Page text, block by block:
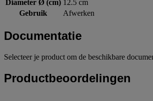
Diameter Ø (cm) 12.5 cm
Gebruik
Afwerken
Documentatie
Selecteer je product om de beschikbare
Productbeoordelingen